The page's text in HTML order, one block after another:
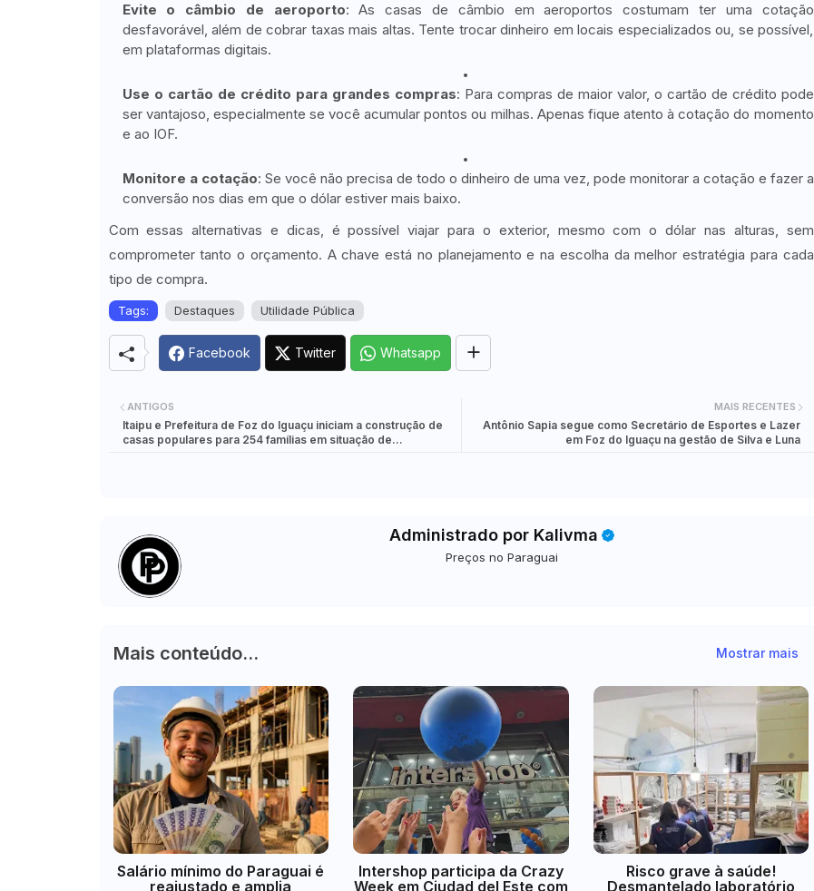
Evite o câmbio de aeroporto: As casas de câmbio em aeroportos costumam ter uma cotação
desfavorável, além de cobrar taxas mais altas. Tente trocar dinheiro em locais especializados ou, se possível,
em plataformas digitais.
Use o cartão de crédito para grandes compras: Para compras de maior valor, o cartão de crédito pode
ser vantajoso, especialmente se você acumular pontos ou milhas. Apenas fique atento à cotação do momento
e ao IOF.
Monitore a cotação: Se você não precisa de todo o dinheiro de uma vez, pode monitorar a cotação e fazer a
conversão nos dias em que o dólar estiver mais baixo.
Com essas alternativas e dicas, é possível viajar para o exterior, mesmo com o dólar nas alturas, sem
comprometer tanto o orçamento. A chave está no planejamento e na escolha da melhor estratégia para cada
tipo de compra.
Tags: Destaques Utilidade Pública
Facebook Twitter Whatsapp
MAIS RECENTES
Antônio Sapia segue como Secretário de Esportes e Lazer
em Foz do Iguaçu na gestão de Silva e Luna
ANTIGOS
Itaipu e Prefeitura de Foz do Iguaçu iniciam a construção de
casas populares para 254 famílias em situação de
Administrado por Kalivma
Preços no Paraguai
Mais conteúdo... Mostrar mais
​Salário mínimo do Paraguai é
reajustado e amplia
Intershop participa da Crazy
Week em Ciudad del Este com
Risco grave à saúde!
Desmantelado laboratório